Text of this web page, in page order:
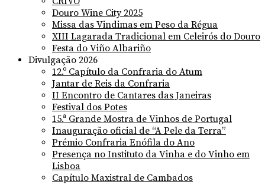
Douro Wine City 2025
Missa das Vindimas em Peso da Régua
XIII Lagarada Tradicional em Celeirós do Douro
Festa do Viño Albariño
Divulgação 2026
12.º Capítulo da Confraria do Atum
Jantar de Reis da Confraria
II Encontro de Cantares das Janeiras
Festival dos Potes
15.ª Grande Mostra de Vinhos de Portugal
Inauguração oficial de “A Pele da Terra”
Prémio Confraria Enófila do Ano
Presença no Instituto da Vinha e do Vinho em
Lisboa
Capítulo Maxistral de Cambados